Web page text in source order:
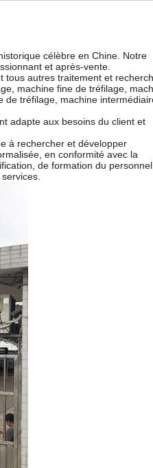
célèbre en Chine. Notre
et après-vente.
tous autres traitement et
machine fine de tréfilage,
de tréfilage, machine
adapte aux besoins du client et
à rechercher et développer
en conformité avec la
de formation du personnel,